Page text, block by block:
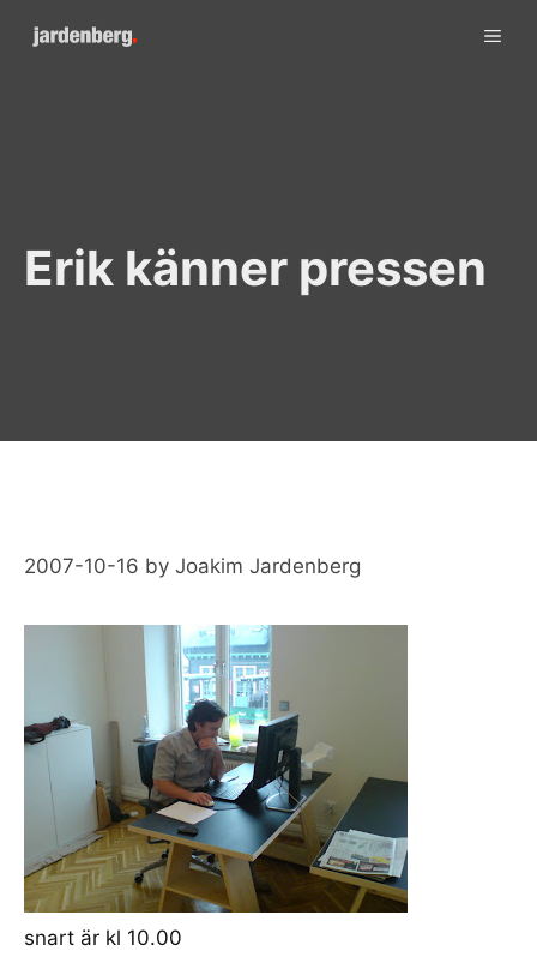
Erik känner pressen
2007-10-16 by Joakim Jardenberg
snart är kl 10.00